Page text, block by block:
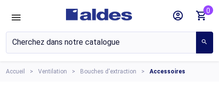
search
account_circle shopping_cart0
Accueil Ventilation Bouches d'extraction Accessoires